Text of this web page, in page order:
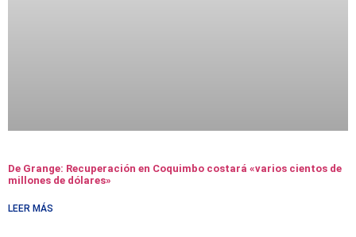
De Grange: Recuperación en Coquimbo costará «varios cientos de
millones de dólares»
LEER MÁS